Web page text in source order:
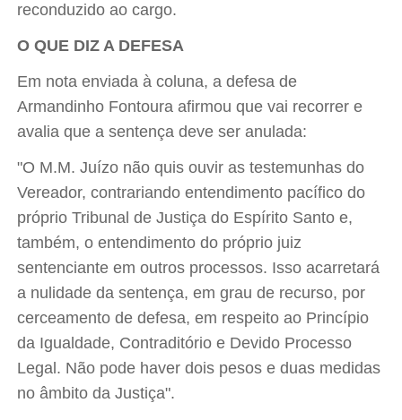
reconduzido ao cargo.
O QUE DIZ A DEFESA
Em nota enviada à coluna, a defesa de
Armandinho Fontoura afirmou que vai recorrer e
avalia que a sentença deve ser anulada:
"O M.M. Juízo não quis ouvir as testemunhas do
Vereador, contrariando entendimento pacífico do
próprio Tribunal de Justiça do Espírito Santo e,
também, o entendimento do próprio juiz
sentenciante em outros processos. Isso acarretará
a nulidade da sentença, em grau de recurso, por
cerceamento de defesa, em respeito ao Princípio
da Igualdade, Contraditório e Devido Processo
Legal. Não pode haver dois pesos e duas medidas
no âmbito da Justiça".